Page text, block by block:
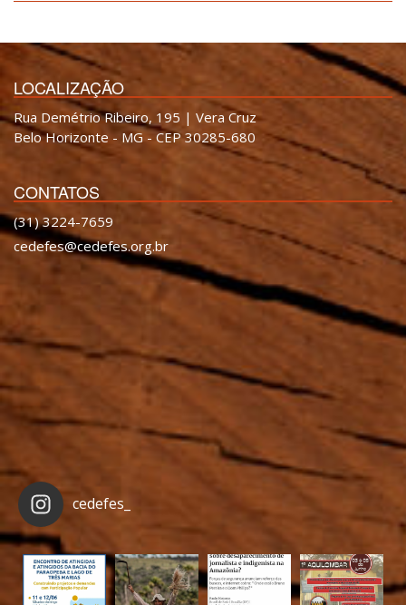
LOCALIZAÇÃO
Rua Demétrio Ribeiro, 195 | Vera Cruz
Belo Horizonte - MG - CEP 30285-680
CONTATOS
(31) 3224-7659
cedefes@cedefes.org.br
cedefes_